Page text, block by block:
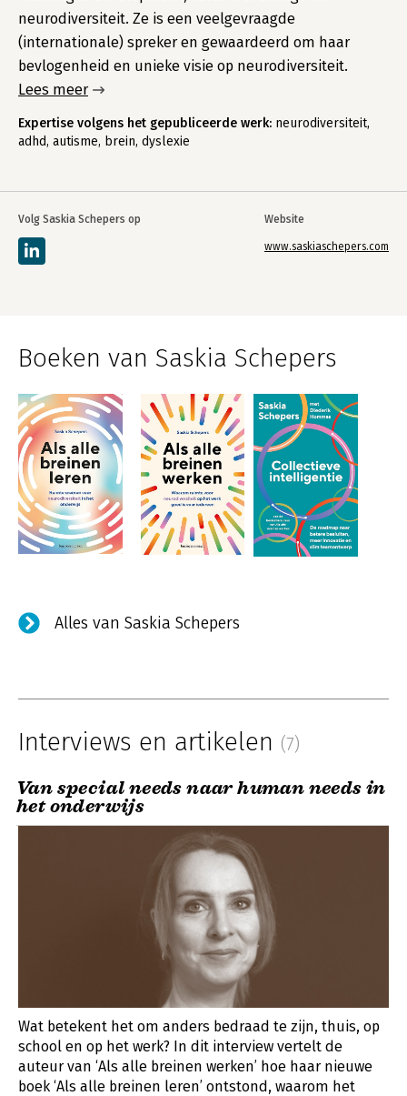
Volg Saskia Schepers op Website
www.saskiaschepers.com
neurodiversiteit. Ze is een veelgevraagde
(internationale) spreker en gewaardeerd om haar
bevlogenheid en unieke visie op neurodiversiteit.
Lees meer
Expertise volgens het gepubliceerde werk: neurodiversiteit,
adhd, autisme, brein, dyslexie
Boeken van Saskia Schepers
Alles van Saskia Schepers
Interviews en artikelen (7)
Van special needs naar human needs in
het onderwijs
Wat betekent het om anders bedraad te zijn, thuis, op
school en op het werk? In dit interview vertelt de
auteur van ‘Als alle breinen werken’ hoe haar nieuwe
boek ‘Als alle breinen leren’ ontstond, waarom het